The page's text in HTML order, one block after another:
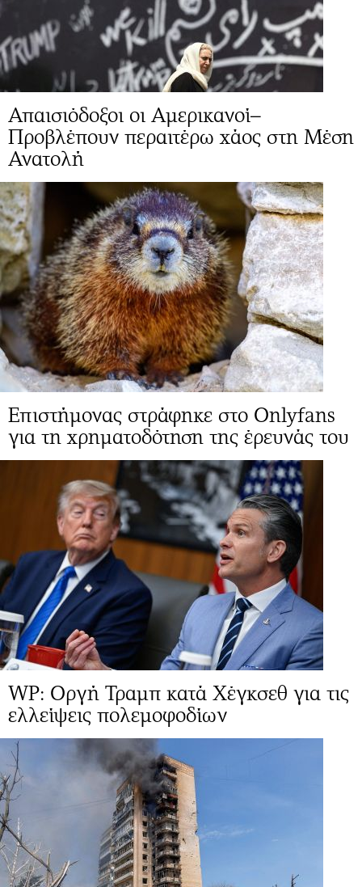
Απαισιόδοξοι οι Αμερικανοί–
Προβλέπουν περαιτέρω χάος στη Μέση
Ανατολή
Επιστήμονας στράφηκε στο Onlyfans
για τη χρηματοδότηση της έρευνάς του
WP: Οργή Τραμπ κατά Χέγκσεθ για τις
ελλείψεις πολεμοφοδίων